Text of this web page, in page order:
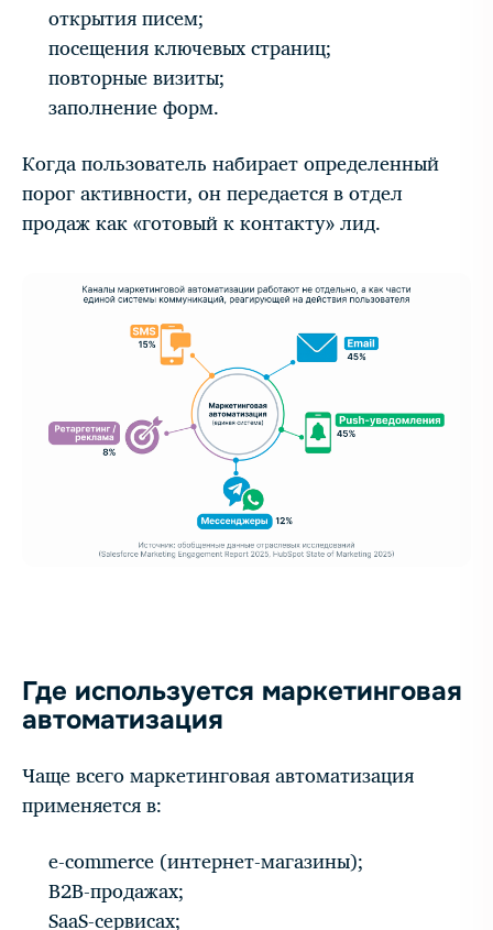
открытия писем;
посещения ключевых страниц;
повторные визиты;
заполнение форм.
Когда пользователь набирает определенный
порог активности, он передается в отдел
продаж как «готовый к контакту» лид.
Где используется маркетинговая
автоматизация
Чаще всего маркетинговая автоматизация
применяется в:
e-commerce (интернет-магазины);
B2B-продажах;
SaaS-сервисах;